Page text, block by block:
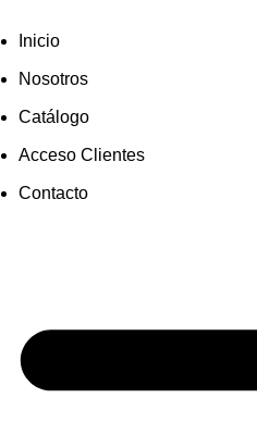
Inicio
Nosotros
Catálogo
Acceso Clientes
Contacto